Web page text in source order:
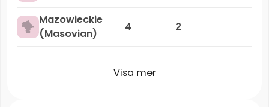
Mazowieckie
(Masovian)
4 2
Visa mer